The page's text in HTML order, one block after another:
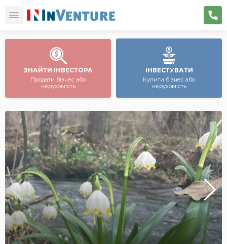
ЗНАЙТИ ІНВЕСТОРА
Продати бізнес або
нерухомість
ІНВЕСТУВАТИ
Купити бізнес або
нерухомість